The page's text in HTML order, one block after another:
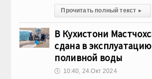
Прочитать полный текст ▸
В Кухистони
сдана в
поливной воды
🕔 10:40, 24.Окт 2024